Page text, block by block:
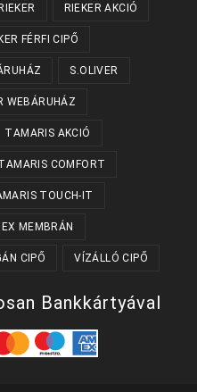
RIEKER RIEKER AKCIÓ
FÉRFI CIPŐ
S.OLIVER
WEBÁRUHÁZ
TAMARIS AKCIÓ
COMFORT
TOUCH-IT
MEMBRÁN
CIPŐ VÍZÁLLÓ CIPŐ
Bankkártyával